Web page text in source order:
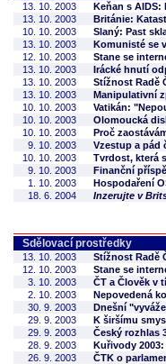
13. 10. 2003
Keňan s AIDS:
13. 10. 2003
Británie:
10. 10. 2003
Slaný: Past
13. 10. 2003
Komunisté se
12. 10. 2003
Stane se
13. 10. 2003
Irácké hnutí
13. 10. 2003
Stížnost Radě
13. 10. 2003
Manipulativní
10. 10. 2003
Vatikán:
10. 10. 2003
Olomoucká
10. 10. 2003
Proč
9. 10. 2003
Vzestup a pád
10. 10. 2003
Tvrdost, která
9. 10. 2003
Finanční
1. 10. 2003
Hospodaření
18. 6. 2004
Inzerujte v
Sdělovací prostředky
13. 10. 2003
Stížnost Radě
12. 10. 2003
Stane se
3. 10. 2003
ČT a Člověk v
2. 10. 2003
Nepovedená
30. 9. 2003
Dnešní
29. 9. 2003
K širšímu
29. 9. 2003
Český rozhlas
28. 9. 2003
Kuřivody
26. 9. 2003
ČTK o